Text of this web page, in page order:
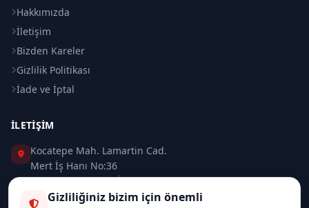
Hakkımızda
İletişim
Bizden Kareler
Gizlilik Politikası
İade ve İptal
İLETIŞIM
Kocatepe Mah. Lamartin Cad.
Mert İş Hanı No:36
Taksim / Beyoğlu / İSTANBUL
Gizliliğiniz bizim için önemli